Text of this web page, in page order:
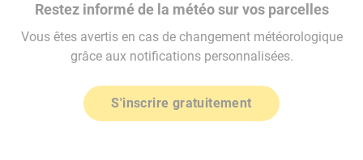
Restez informé de la météo sur vos parcelles
Vous êtes avertis en cas de changement météorologique
grâce aux notifications personnalisées.
S'inscrire gratuitement